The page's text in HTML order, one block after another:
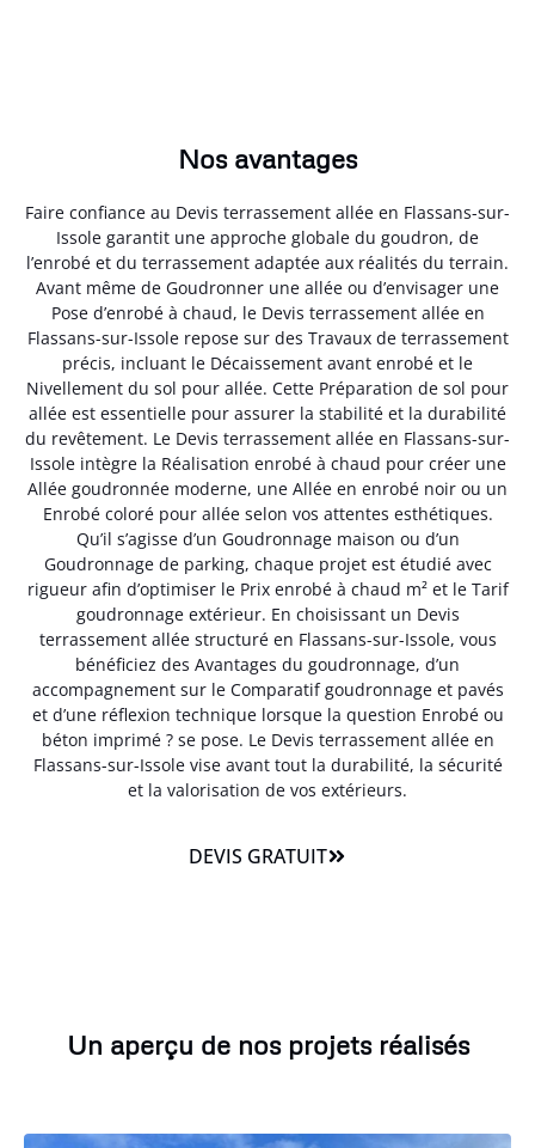
Nos avantages
Faire confiance au Devis terrassement allée en Flassans-sur-
Issole garantit une approche globale du goudron, de
l’enrobé et du terrassement adaptée aux réalités du terrain.
Avant même de Goudronner une allée ou d’envisager une
Pose d’enrobé à chaud, le Devis terrassement allée en
Flassans-sur-Issole repose sur des Travaux de terrassement
précis, incluant le Décaissement avant enrobé et le
Nivellement du sol pour allée. Cette Préparation de sol pour
allée est essentielle pour assurer la stabilité et la durabilité
du revêtement. Le Devis terrassement allée en Flassans-sur-
Issole intègre la Réalisation enrobé à chaud pour créer une
Allée goudronnée moderne, une Allée en enrobé noir ou un
Enrobé coloré pour allée selon vos attentes esthétiques.
Qu’il s’agisse d’un Goudronnage maison ou d’un
Goudronnage de parking, chaque projet est étudié avec
rigueur afin d’optimiser le Prix enrobé à chaud m² et le Tarif
goudronnage extérieur. En choisissant un Devis
terrassement allée structuré en Flassans-sur-Issole, vous
bénéficiez des Avantages du goudronnage, d’un
accompagnement sur le Comparatif goudronnage et pavés
et d’une réflexion technique lorsque la question Enrobé ou
béton imprimé ? se pose. Le Devis terrassement allée en
Flassans-sur-Issole vise avant tout la durabilité, la sécurité
et la valorisation de vos extérieurs.
DEVIS GRATUIT
Un aperçu de nos projets réalisés